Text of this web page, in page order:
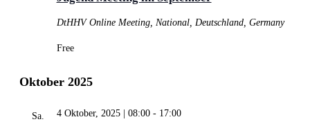
DtHHV Online Meeting, National, Deutschland, Germany
Free
Oktober 2025
Sa.
4 Oktober, 2025 | 08:00- 17:00